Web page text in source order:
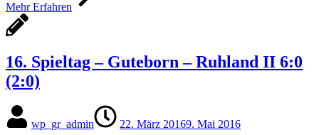
Mehr Erfahren
16. Spieltag – Guteborn – Ruhland II 6:0
(2:0)
wp_gr_admin 22. März 20169. Mai 2016